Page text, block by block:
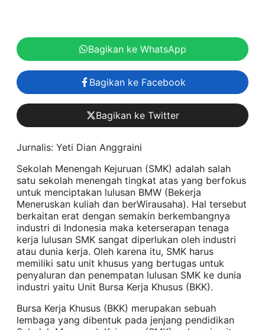
Bagikan ke WhatsApp
Bagikan ke Facebook
Bagikan ke Twitter
Jurnalis: Yeti Dian Anggraini
Sekolah Menengah Kejuruan (SMK) adalah salah
satu sekolah menengah tingkat atas yang berfokus
untuk menciptakan lulusan BMW (Bekerja
Meneruskan kuliah dan berWirausaha). Hal tersebut
berkaitan erat dengan semakin berkembangnya
industri di Indonesia maka keterserapan tenaga
kerja lulusan SMK sangat diperlukan oleh industri
atau dunia kerja. Oleh karena itu, SMK harus
memiliki satu unit khusus yang bertugas untuk
penyaluran dan penempatan lulusan SMK ke dunia
industri yaitu Unit Bursa Kerja Khusus (BKK).
Bursa Kerja Khusus (BKK) merupakan sebuah
lembaga yang dibentuk pada jenjang pendidikan